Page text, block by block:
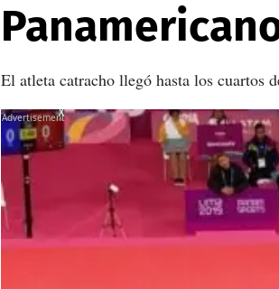
El atleta catracho llegó hasta los cuartos
X
X